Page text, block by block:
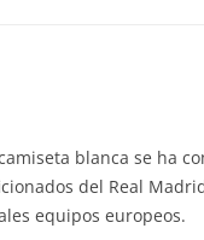
blanca se ha
del Real
equipos europeos.